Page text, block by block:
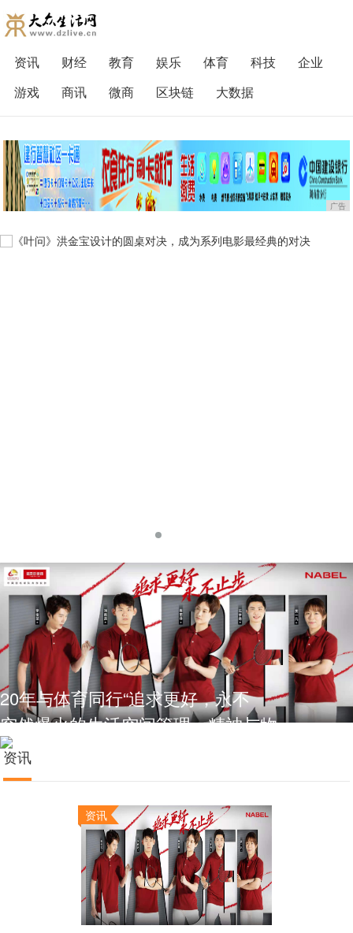
资讯 财经 教育 娱乐 体育 科技
企业
游戏
商讯 微商 区块链 大数据
广告
20年与体育同行“追求更好，永不
突然爆火的生活空间管理：精神与物
资讯
资讯